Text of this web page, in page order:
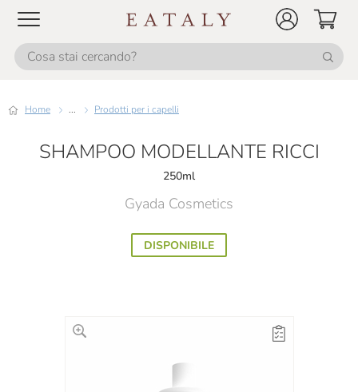
Home ... Prodotti per i capelli
SHAMPOO MODELLANTE RICCI
250ml
Gyada Cosmetics
DISPONIBILE